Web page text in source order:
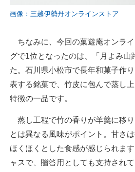
画像：三越伊勢丹オンラインストア
ちなみに、今回の菓遊庵オンラ
グで1位となったのは、「月よみ山
た。石川県小松市で長年和菓子作
表する銘菓で、竹皮に包んで蒸し
特徴の一品です。
蒸し工程で竹の香りが羊羹に移
とは異なる風味がポイント。甘さ
ほくほくとした食感が感じられま
ャスで、贈答用としても支持され